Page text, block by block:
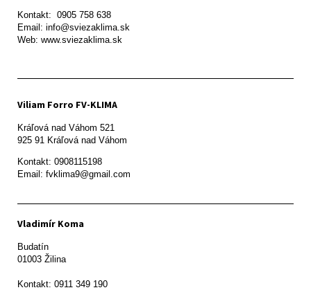
Kontakt:  0905 758 638
Email: info@sviezaklima.sk
Web: www.sviezaklima.sk
Viliam Forro FV-KLIMA
Kráľová nad Váhom 521
Kontakt: 0908115198
Email: fvklima9@gmail.com
Vladimír Koma
Budatín
01003 Žilina
Kontakt: 0911 349 190